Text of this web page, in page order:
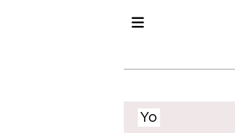
Yo